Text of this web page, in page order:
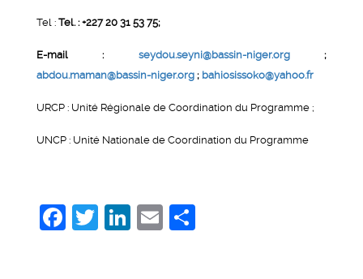
Tel : Tel. : +227 20 31 53 75;
E-mail : seydou.seyni@bassin-niger.org
;
abdou.maman@bassin-niger.org ; bahiosissoko@yahoo.fr
URCP : Unité Régionale de Coordination du Programme ;
UNCP : Unité Nationale de Coordination du Programme
Facebook
Twitter
LinkedIn
Email